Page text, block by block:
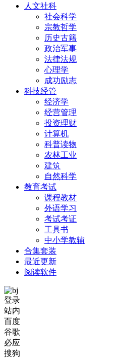
人文社科
社会科学
宗教哲学
历史古籍
政治军事
法律法规
心理学
成功励志
科技经管
经济学
经营管理
投资理财
计算机
科普读物
农林工业
建筑
自然科学
教育考试
课程教材
外语学习
考试考证
工具书
中小学教辅
合集套装
最近更新
阅读软件
登录
站内
百度
谷歌
必应
搜狗